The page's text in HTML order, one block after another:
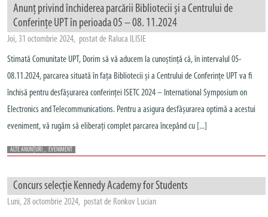
Anunț privind închiderea parcării Bibliotecii și a Centrului de
Conferințe UPT în perioada 05 – 08. 11.2024
Joi, 31 octombrie 2024, postat de Raluca ILISIE
Stimată Comunitate UPT, Dorim să vă aducem la cunoștință că, în intervalul 05-
08.11.2024, parcarea situată în fața Bibliotecii și a Centrului de Conferințe UPT va fi
închisă pentru desfășurarea conferinței ISETC 2024 – International Symposium on
Electronics and Telecommunications. Pentru a asigura desfășurarea optimă a acestui
eveniment, vă rugăm să eliberați complet parcarea începând cu [...]
ALTE ANUNȚURI , EVENIMENT
Concurs selecție Kennedy Academy for Students
Luni, 28 octombrie 2024, postat de Ronkov Lucian